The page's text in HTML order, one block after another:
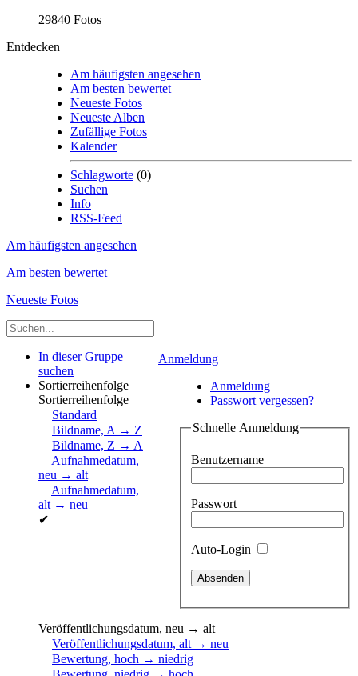
29840 Fotos
Entdecken
Am häufigsten angesehen
Am besten bewertet
Neueste Fotos
Neueste Alben
Zufällige Fotos
Kalender
Schlagworte (0)
Suchen
Info
RSS-Feed
Am häufigsten angesehen
Am besten bewertet
Neueste Fotos
Anmeldung
Anmeldung
Passwort vergessen?
Schnelle Anmeldung
Benutzername
Passwort
Auto-Login
In dieser Gruppe
suchen
Sortierreihenfolge
Sortierreihenfolge
Standard
Bildname, A → Z
Bildname, Z → A
Aufnahmedatum,
neu → alt
Aufnahmedatum,
alt → neu
✔
Veröffentlichungsdatum, neu → alt
Veröffentlichungsdatum, alt → neu
Bewertung, hoch → niedrig